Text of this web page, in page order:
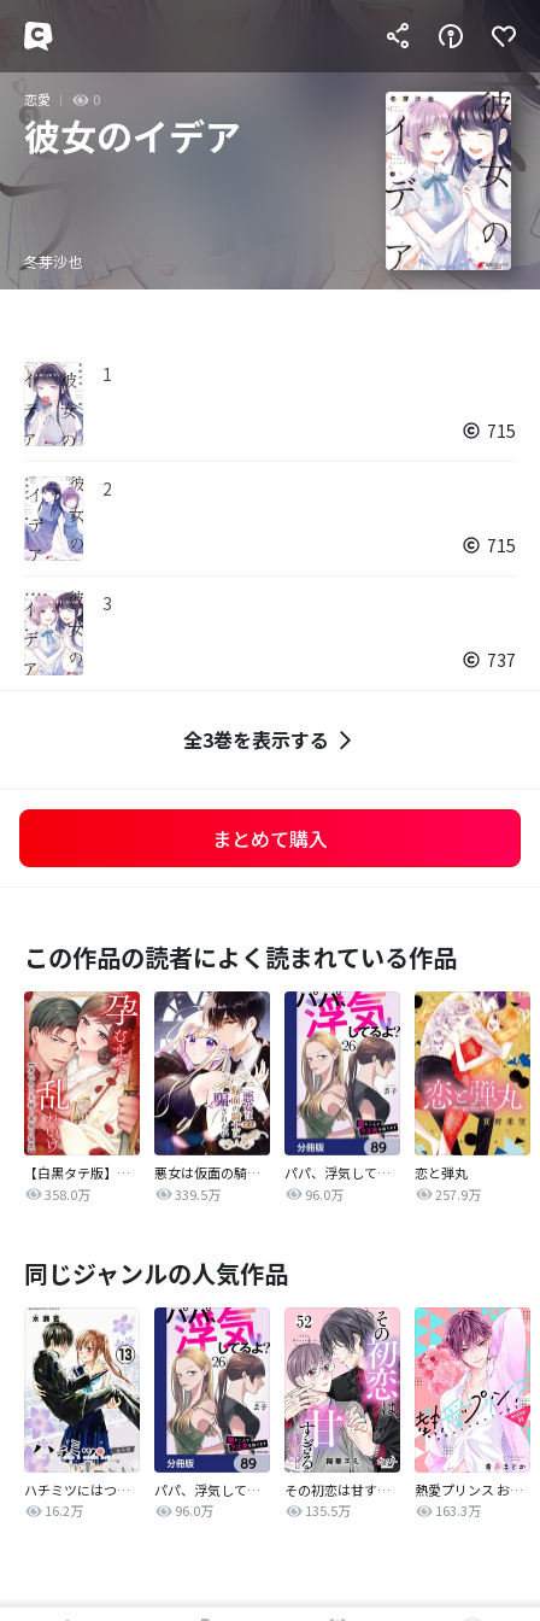
恋愛 0
彼女のイデア
冬芽沙也
1
715
2
715
3
737
全3巻を表示する
まとめて購入
この作品の読者によく読まれている作品
【白黒タテ版】孕むまで乱れいけ～身代わり花嫁と軍服の猛愛
358.0万
悪女は仮面の騎士に騙されない
339.5万
パパ、浮気してるよ？娘と二人でクズ夫を捨てます【分冊版】
96.0万
恋と弾丸
257.9万
同じジャンルの人気作品
ハチミツにはつこい
16.2万
パパ、浮気してるよ？娘と二人でクズ夫を捨てます【分冊版】
96.0万
その初恋は甘すぎる～恋愛処女には刺激が強い～
135.5万
熱愛プリンス お兄ちゃんはキミが好き
163.3万